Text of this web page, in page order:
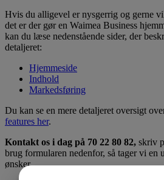
Hvis du alligevel er nysgerrig og gerne
det er der gør en Waimea Business
kan du læse nedenstående sider, der
detaljeret:
Hjemmeside
Indhold
Markedsføring
Du kan se en mere detaljeret oversigt
features her.
Kontakt os i dag på 70 22 80 82, skriv
brug formularen nedenfor, så tager vi en
ønsker.